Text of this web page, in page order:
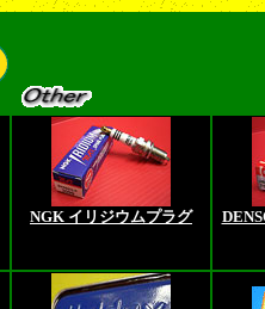
NGK イリジウムプラグ